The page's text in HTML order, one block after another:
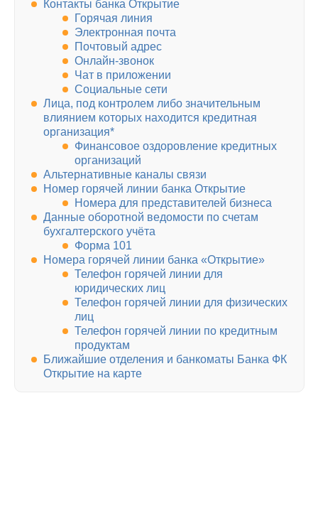
Контакты банка Открытие
Горячая линия
Электронная почта
Почтовый адрес
Онлайн-звонок
Чат в приложении
Социальные сети
Лица, под контролем либо значительным
влиянием которых находится кредитная
организация*
Финансовое оздоровление кредитных
организаций
Альтернативные каналы связи
Номер горячей линии банка Открытие
Номера для представителей бизнеса
Данные оборотной ведомости по счетам
бухгалтерского учёта
Форма 101
Номера горячей линии банка «Открытие»
Телефон горячей линии для
юридических лиц
Телефон горячей линии для физических
лиц
Телефон горячей линии по кредитным
продуктам
Ближайшие отделения и банкоматы Банка ФК
Открытие на карте